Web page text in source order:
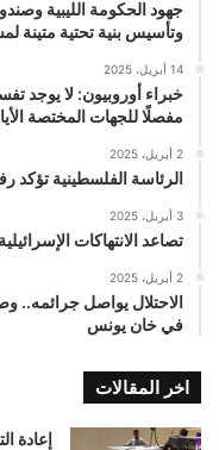
جهود الحكومة الليبية
وتأسيس بنية تحتية متينة
14 أبريل، 2025
خبراء أوروبيون: لا يوجد
مفصلًا للجهات المختصة
2 أبريل، 2025
الرئاسة الفلسطينية تؤكد
3 أبريل، 2025
تصاعد الانتهاكات
2 أبريل، 2025
في خان يونس
اخر المقالات